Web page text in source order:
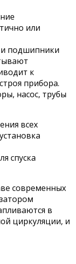
или
и подшипники
к
прибора.
насос, трубы
всех
спуска
современных
в
циркуляции, и